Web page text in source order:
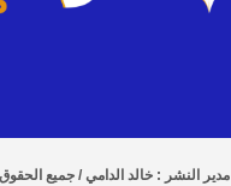
مدير النشر : خالد الدامي / جميع الحقوق